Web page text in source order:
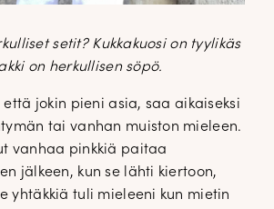
setit? Kukkakuosi on tyylikäs
on herkullisen söpö.
jokin pieni asia, saa aikaiseksi
tai vanhan muiston mieleen.
vanhaa pinkkiä paitaa
jälkeen, kun se lähti kiertoon,
yhtäkkiä tuli mieleeni kun mietin